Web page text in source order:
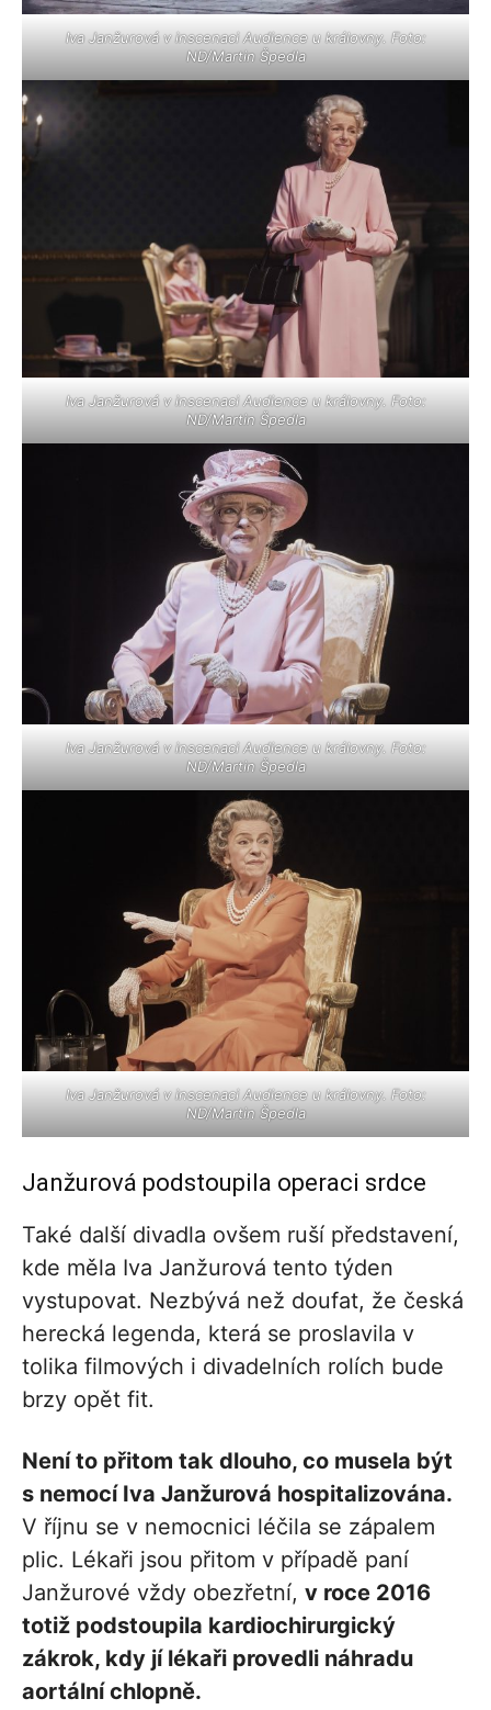
Iva Janžurová v inscenaci Audience u královny. Foto:
ND/Martin Špedla
Iva Janžurová v inscenaci Audience u královny. Foto:
ND/Martin Špedla
Iva Janžurová v inscenaci Audience u královny. Foto:
ND/Martin Špedla
Iva Janžurová v inscenaci Audience u královny. Foto:
ND/Martin Špedla
Janžurová podstoupila operaci srdce
Také další divadla ovšem ruší představení,
kde měla Iva Janžurová tento týden
vystupovat. Nezbývá než doufat, že česká
herecká legenda, která se proslavila v
tolika filmových i divadelních rolích bude
brzy opět fit.
Není to přitom tak dlouho, co musela být
s nemocí Iva Janžurová hospitalizována.
V říjnu se v nemocnici léčila se zápalem
plic. Lékaři jsou přitom v případě paní
Janžurové vždy obezřetní, v roce 2016
totiž podstoupila kardiochirurgický
zákrok, kdy jí lékaři provedli náhradu
aortální chlopně.